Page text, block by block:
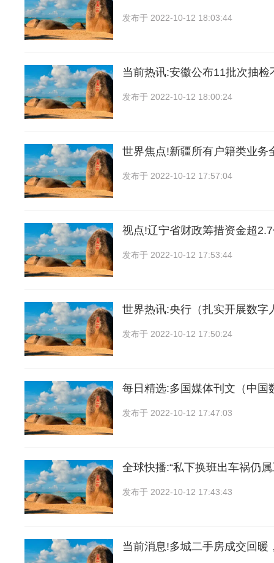
发布于 2022-10-12 18:03:44
当前热讯:安徽公布11批次抽检
发布于 2022-10-12 18:00:24
世界焦点!新疆所有户籍类业务
发布于 2022-10-12 17:57:04
视点!辽宁省财政筹措资金超
发布于 2022-10-12 17:53:44
世界热讯:央行（扎实开展数字
发布于 2022-10-12 17:50:24
每日精选:多国媒体刊文（中国
发布于 2022-10-12 17:47:03
全球快播:“私下换班出车祸仍属
发布于 2022-10-12 17:43:43
当前消息!多城二手房成交回暖